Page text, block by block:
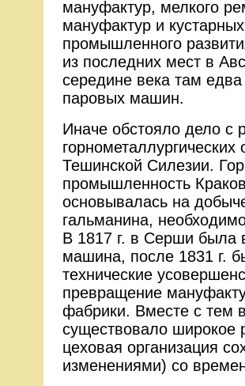
мануфактур, мелкого
мануфактур и
промышленного
из последних мест в
середине века там
паровых машин.
Иначе обстояло дело с
Тешинской Силезии.
промышленность
основывалась на
гальманина,
В 1817 г. в Серши была
машина, после 1831 г.
технические
превращение
фабрики. Вместе с тем
существовало широкое
цеховая организация
изменениями) со